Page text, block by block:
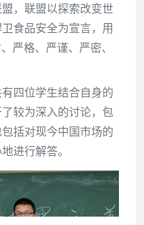
，联盟以探索改变世
食品安全为宣言，用
严格、严谨、严密、
四位学生结合自身的
较为深入的讨论，包
括对现今中国市场的
进行解答。